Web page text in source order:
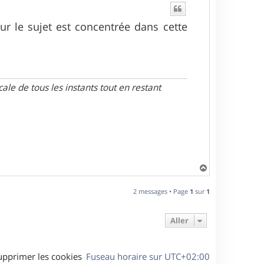
le sujet est concentrée dans cette
de tous les instants tout en restant
a
t
2 messages • Page 1 sur 1
Aller
Fuseau horaire sur UTC+02:00
les cookies